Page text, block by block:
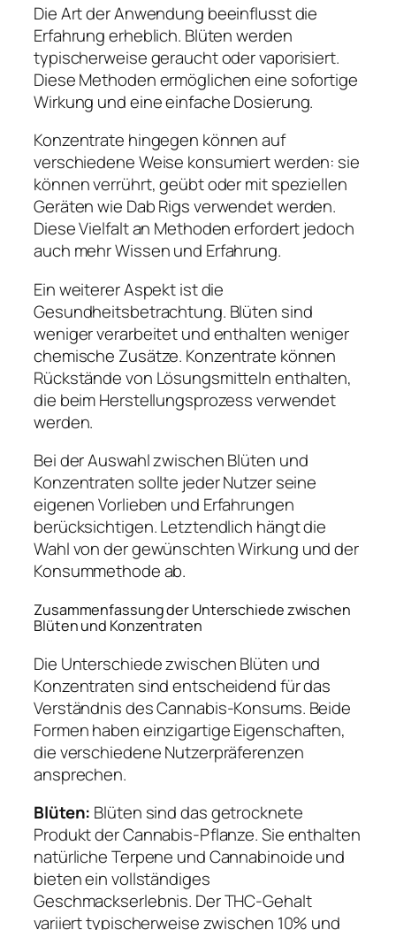
Die Art der Anwendung beeinflusst die
Erfahrung erheblich. Blüten werden
typischerweise geraucht oder vaporisiert.
Diese Methoden ermöglichen eine sofortige
Wirkung und eine einfache Dosierung.
Konzentrate hingegen können auf
verschiedene Weise konsumiert werden: sie
können verrührt, geübt oder mit speziellen
Geräten wie Dab Rigs verwendet werden.
Diese Vielfalt an Methoden erfordert jedoch
auch mehr Wissen und Erfahrung.
Ein weiterer Aspekt ist die
Gesundheitsbetrachtung. Blüten sind
weniger verarbeitet und enthalten weniger
chemische Zusätze. Konzentrate können
Rückstände von Lösungsmitteln enthalten,
die beim Herstellungsprozess verwendet
werden.
Bei der Auswahl zwischen Blüten und
Konzentraten sollte jeder Nutzer seine
eigenen Vorlieben und Erfahrungen
berücksichtigen. Letztendlich hängt die
Wahl von der gewünschten Wirkung und der
Konsummethode ab.
Zusammenfassung der Unterschiede zwischen
Blüten und Konzentraten
Die Unterschiede zwischen Blüten und
Konzentraten sind entscheidend für das
Verständnis des Cannabis-Konsums. Beide
Formen haben einzigartige Eigenschaften,
die verschiedene Nutzerpräferenzen
ansprechen.
Blüten: Blüten sind das getrocknete
Produkt der Cannabis-Pflanze. Sie enthalten
natürliche Terpene und Cannabinoide und
bieten ein vollständiges
Geschmackserlebnis. Der THC-Gehalt
variiert typischerweise zwischen 10% und